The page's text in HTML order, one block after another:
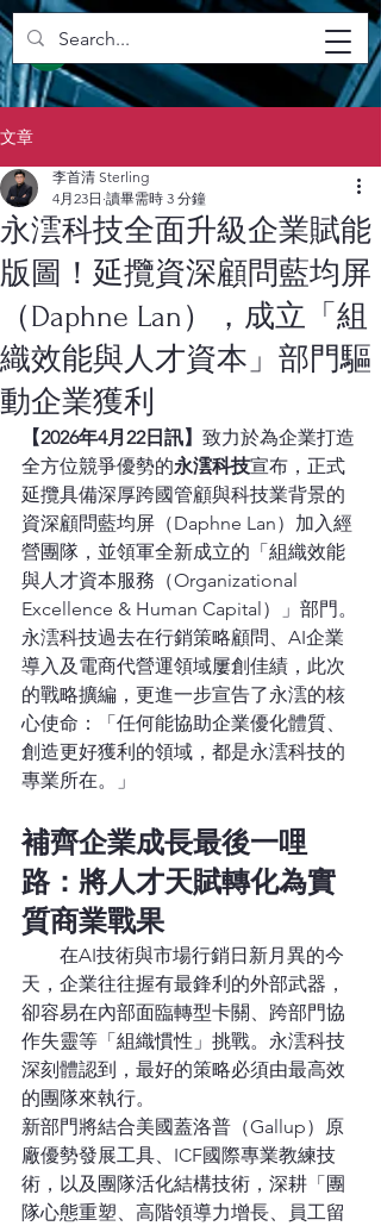
文章
永澐科技全面升級企業賦能
版圖！延攬資深顧問藍均屏
（Daphne Lan），成立「組
織效能與人才資本」部門驅
動企業獲利
李首清 Sterling
4月23日 讀畢需時 3 分鐘
【2026年4月22日訊】 致力於為企業打造
全方位競爭優勢的永澐科技宣布，正式
延攬具備深厚跨國管顧與科技業背景的
資深顧問藍均屏（Daphne Lan）加入經
營團隊，並領軍全新成立的「組織效能
與人才資本服務（Organizational
Excellence & Human Capital）」部門。
永澐科技過去在行銷策略顧問、AI企業
導入及電商代營運領域屢創佳績，此次
的戰略擴編，更進一步宣告了永澐的核
心使命：「任何能協助企業優化體質、
創造更好獲利的領域，都是永澐科技的
專業所在。」
補齊企業成長最後一哩
路：將人才天賦轉化為實
質商業戰果
天，企業往往握有最鋒利的外部武器，
卻容易在內部面臨轉型卡關、跨部門協
作失靈等「組織慣性」挑戰。永澐科技
深刻體認到，最好的策略必須由最高效
的團隊來執行。
新部門將結合美國蓋洛普（Gallup）原
廠優勢發展工具、ICF國際專業教練技
術，以及團隊活化結構技術，深耕「團
隊心態重塑、高階領導力增長、員工留